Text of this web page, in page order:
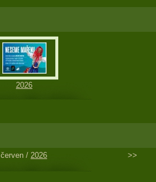
2026
červen / 2026 >>